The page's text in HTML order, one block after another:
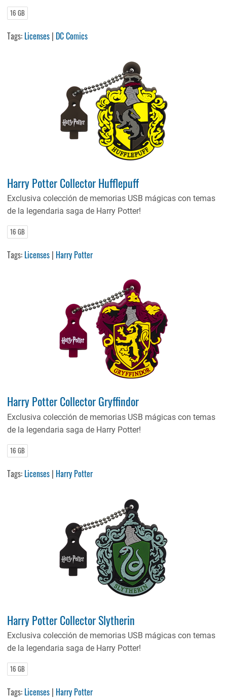
16 GB
Tags: Licenses | DC Comics
Harry Potter Collector Hufflepuff
Exclusiva colección de memorias USB mágicas con temas
de la legendaria saga de Harry Potter!
16 GB
Tags: Licenses | Harry Potter
Harry Potter Collector Gryffindor
Exclusiva colección de memorias USB mágicas con temas
de la legendaria saga de Harry Potter!
16 GB
Tags: Licenses | Harry Potter
Harry Potter Collector Slytherin
Exclusiva colección de memorias USB mágicas con temas
de la legendaria saga de Harry Potter!
16 GB
Tags: Licenses | Harry Potter